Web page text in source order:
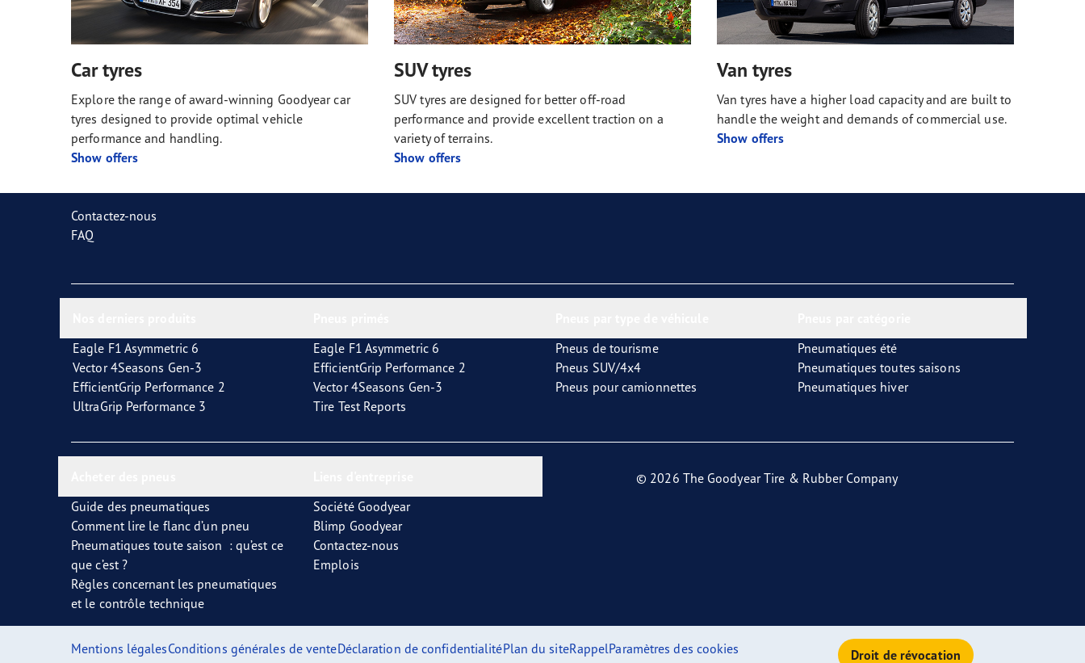
Car tyres
Explore the range of award-winning Goodyear car
tyres designed to provide optimal vehicle
performance and handling.
Show offers
SUV tyres
SUV tyres are designed for better off-road
performance and provide excellent traction on a
variety of terrains.
Show offers
Van tyres
Van tyres have a higher load capacity and are built to
handle the weight and demands of commercial use.
Show offers
Contactez-nous
FAQ
Eagle F1 Asymmetric 6
Vector 4Seasons Gen-3
EfficientGrip Performance 2
UltraGrip Performance 3
Eagle F1 Asymmetric 6
EfficientGrip Performance 2
Vector 4Seasons Gen-3
Tire Test Reports
Pneus de tourisme
Pneus SUV/4x4
Pneus pour camionnettes
Pneumatiques été
Pneumatiques toutes saisons
Pneumatiques hiver
Guide des pneumatiques
Comment lire le flanc d’un pneu
Pneumatiques toute saison : qu’est ce
que c’est ?
Règles concernant les pneumatiques
et le contrôle technique
Société Goodyear
Blimp Goodyear
Contactez-nous
Emplois
© 2026 The Goodyear Tire & Rubber Company
Mentions légalesConditions générales de venteDéclaration de confidentialitéPlan du siteRappelParamètres des cookies Droit de révocation